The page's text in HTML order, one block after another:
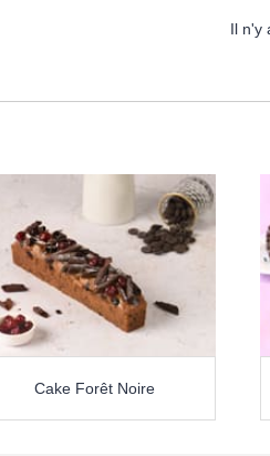
Il n'y
Cake Forêt Noire